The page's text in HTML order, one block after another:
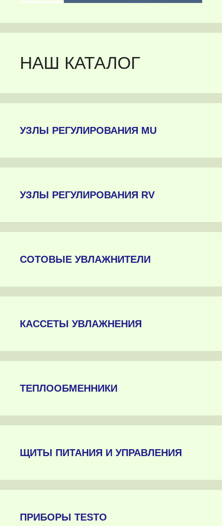
НАШ КАТАЛОГ
УЗЛЫ РЕГУЛИРОВАНИЯ MU
УЗЛЫ РЕГУЛИРОВАНИЯ RV
СОТОВЫЕ УВЛАЖНИТЕЛИ
КАССЕТЫ УВЛАЖНЕНИЯ
ТЕПЛООБМЕННИКИ
ЩИТЫ ПИТАНИЯ И УПРАВЛЕНИЯ
ПРИБОРЫ TESTO